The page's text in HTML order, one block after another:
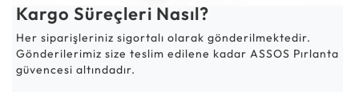
Kargo Süreçleri Nasıl?
Her siparişleriniz sigortalı olarak gönderilmektedir.
Gönderilerimiz size teslim edilene kadar ASSOS Pırlanta
güvencesi altındadır.